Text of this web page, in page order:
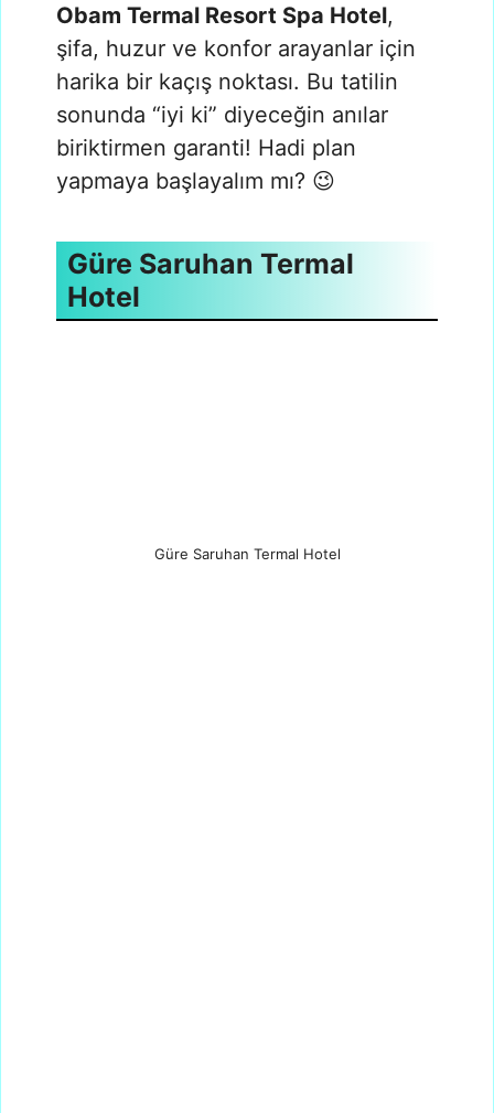
Obam Termal Resort Spa Hotel,
şifa, huzur ve konfor arayanlar için
harika bir kaçış noktası. Bu tatilin
sonunda “iyi ki” diyeceğin anılar
biriktirmen garanti! Hadi plan
yapmaya başlayalım mı? 😉
Güre Saruhan Termal
Hotel
Güre Saruhan Termal Hotel